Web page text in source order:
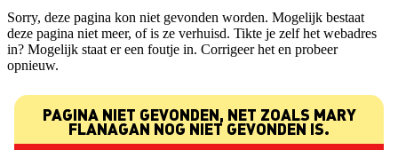
Sorry, deze pagina kon niet gevonden worden. Mogelijk bestaat
deze pagina niet meer, of is ze verhuisd. Tikte je zelf het webadres
in? Mogelijk staat er een foutje in. Corrigeer het en probeer
opnieuw.